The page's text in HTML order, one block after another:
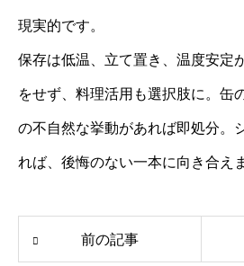
現実的です。
保存は低温、立て置き、温度安定
をせず、料理活用も選択肢に。缶
の不自然な挙動があれば即処分。
れば、後悔のない一本に向き合え
前の記事